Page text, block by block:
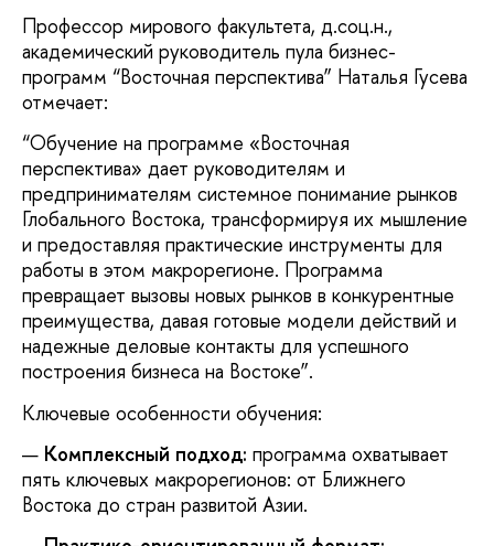
Профессор мирового факультета, д.соц.н.,
академический руководитель пула бизнес-
программ “Восточная перспектива” Наталья Гусева
отмечает:
“Обучение на программе «Восточная
перспектива» дает руководителям и
предпринимателям системное понимание рынков
Глобального Востока, трансформируя их мышление
и предоставляя практические инструменты для
работы в этом макрорегионе. Программа
превращает вызовы новых рынков в конкурентные
преимущества, давая готовые модели действий и
надежные деловые контакты для успешного
построения бизнеса на Востоке”.
Ключевые особенности обучения:
Комплексный подход: программа охватывает
пять ключевых макрорегионов: от Ближнего
Востока до стран развитой Азии.